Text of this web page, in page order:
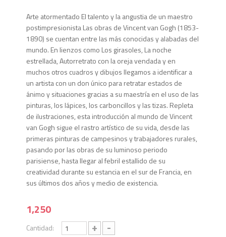
Arte atormentado El talento y la angustia de un maestro
postimpresionista Las obras de Vincent van Gogh (1853-
1890) se cuentan entre las más conocidas y alabadas del
mundo. En lienzos como Los girasoles, La noche
estrellada, Autorretrato con la oreja vendada y en
muchos otros cuadros y dibujos llegamos a identificar a
un artista con un don único para retratar estados de
ánimo y situaciones gracias a su maestría en el uso de las
pinturas, los lápices, los carboncillos y las tizas. Repleta
de ilustraciones, esta introducción al mundo de Vincent
van Gogh sigue el rastro artístico de su vida, desde las
primeras pinturas de campesinos y trabajadores rurales,
pasando por las obras de su luminoso periodo
parisiense, hasta llegar al febril estallido de su
creatividad durante su estancia en el sur de Francia, en
sus últimos dos años y medio de existencia.
1,250
Cantidad: + -